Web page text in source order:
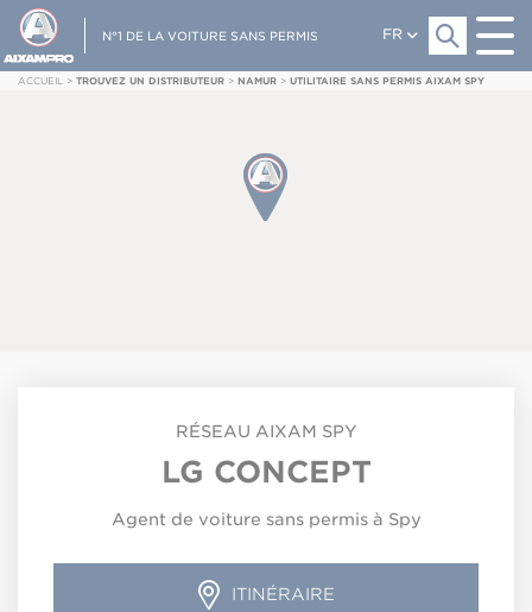
N°1 DE LA VOITURE SANS PERMIS FR
ACCUEIL > TROUVEZ UN DISTRIBUTEUR > NAMUR > UTILITAIRE SANS PERMIS AIXAM SPY
RÉSEAU AIXAM SPY
LG CONCEPT
Agent de voiture sans permis à Spy
ITINÉRAIRE